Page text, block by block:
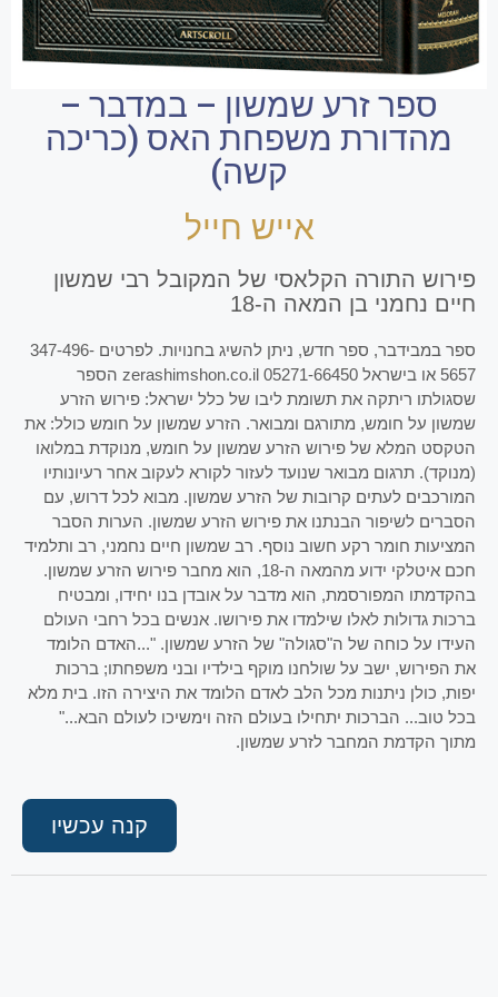
ספר זרע שמשון – במדבר –
מהדורת משפחת האס (כריכה
קשה)
אייש חייל
פירוש התורה הקלאסי של המקובל רבי שמשון
חיים נחמני בן המאה ה-18
ספר במבידבר, ספר חדש, ניתן להשיג בחנויות. לפרטים 347-496-
5657 או בישראל 05271-66450 zerashimshon.co.il הספר
שסגולתו ריתקה את תשומת ליבו של כלל ישראל: פירוש הזרע
שמשון על חומש, מתורגם ומבואר. הזרע שמשון על חומש כולל: את
הטקסט המלא של פירוש הזרע שמשון על חומש, מנוקדת במלואו
(מנוקד). תרגום מבואר שנועד לעזור לקורא לעקוב אחר רעיונותיו
המורכבים לעתים קרובות של הזרע שמשון. מבוא לכל דרוש, עם
הסברים לשיפור הבנתנו את פירוש הזרע שמשון. הערות הסבר
המציעות חומר רקע חשוב נוסף. רב שמשון חיים נחמני, רב ותלמיד
חכם איטלקי ידוע מהמאה ה-18, הוא מחבר פירוש הזרע שמשון.
בהקדמתו המפורסמת, הוא מדבר על אובדן בנו יחידו, ומבטיח
ברכות גדולות לאלו שילמדו את פירושו. אנשים בכל רחבי העולם
העידו על כוחה של ה"סגולה" של הזרע שמשון. "...האדם הלומד
את הפירוש, ישב על שולחנו מוקף בילדיו ובני משפחתו; ברכות
יפות, כולן ניתנות מכל הלב לאדם הלומד את היצירה הזו. בית מלא
בכל טוב... הברכות יתחילו בעולם הזה וימשיכו לעולם הבא..."
מתוך הקדמת המחבר לזרע שמשון.
קנה עכשיו